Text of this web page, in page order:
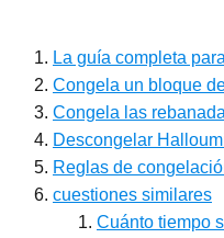
La guía completa
Congela un bloque
Congela las
Descongelar
Reglas de
cuestiones similares
Cuánto tiempo